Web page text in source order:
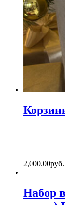
2,000.00руб.
Набор